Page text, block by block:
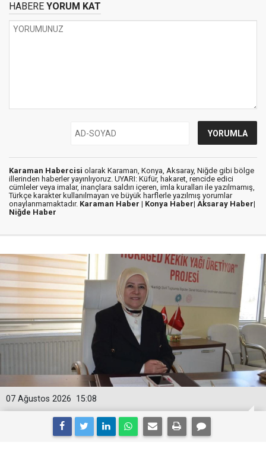
HABERE YORUM KAT
Karaman Habercisi olarak Karaman, Konya, Aksaray, Niğde gibi bölge
illerinden haberler yayınlıyoruz. UYARI: Küfür, hakaret, rencide edici
cümleler veya imalar, inançlara saldırı içeren, imla kuralları ile yazılmamış,
Türkçe karakter kullanılmayan ve büyük harflerle yazılmış yorumlar
onaylanmamaktadır. Karaman Haber | Konya Haber| Aksaray Haber|
Niğde Haber
15:08
07 Ağustos 2026